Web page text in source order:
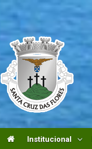
Institucional